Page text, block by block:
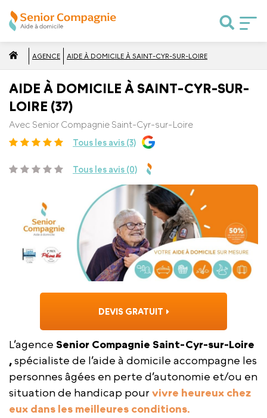
AGENCE AIDE À DOMICILE À SAINT-CYR-SUR-LOIRE
AIDE À DOMICILE À SAINT-CYR-SUR-
LOIRE (37)
Avec Senior Compagnie Saint-Cyr-sur-Loire
Tous les avis (3)
Tous les avis (0)
DEVIS GRATUIT
L’agence Senior Compagnie Saint-Cyr-sur-Loire
,spécialiste de l’aide à domicile accompagne les
personnes âgées en perte d’autonomie et/ou en
situation de handicap pour vivre heureux chez
eux dans les meilleures conditions.